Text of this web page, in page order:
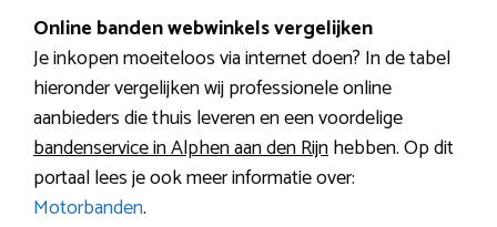
Online banden webwinkels vergelijken
Je inkopen moeiteloos via internet doen? In de tabel
hieronder vergelijken wij professionele online
aanbieders die thuis leveren en een voordelige
bandenservice in Alphen aan den Rijnhebben. Op dit
portaal lees je ook meer informatie over:
Motorbanden.